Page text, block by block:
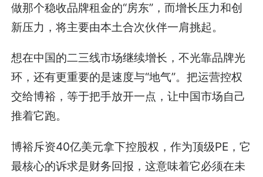
做那个稳收品牌租金的“房东”，而增长压力和创
新压力，将主要由本土合次伙伴一肩挑起。
想在中国的二三线市场继续增长，不光靠品牌光
环，还有更重要的是速度与“地气”。把运营控权
交给博裕，等于把手放开一点，让中国市场自己
推着它跑。
博裕斥资40亿美元拿下控股权，作为顶级PE，它
最核心的诉求是财务回报，这意味着它必须在未